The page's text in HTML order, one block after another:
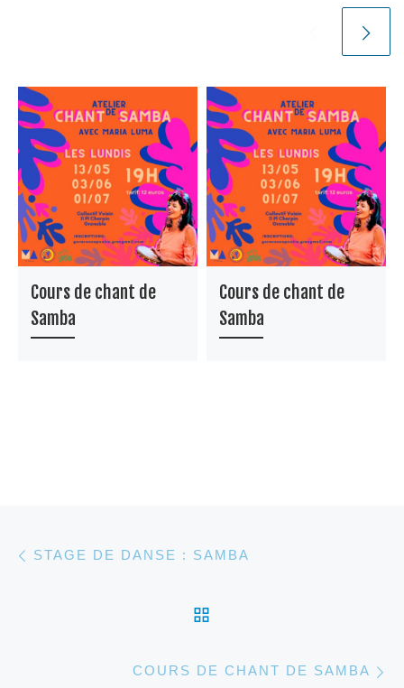
Cours de chant de
Samba
Cours de chant de
Samba
Parcourir les articles
STAGE DE DANSE : SAMBA
COURS DE CHANT DE SAMBA